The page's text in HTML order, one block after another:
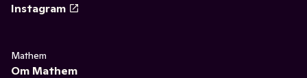
Instagram
Mathem
Om Mathem